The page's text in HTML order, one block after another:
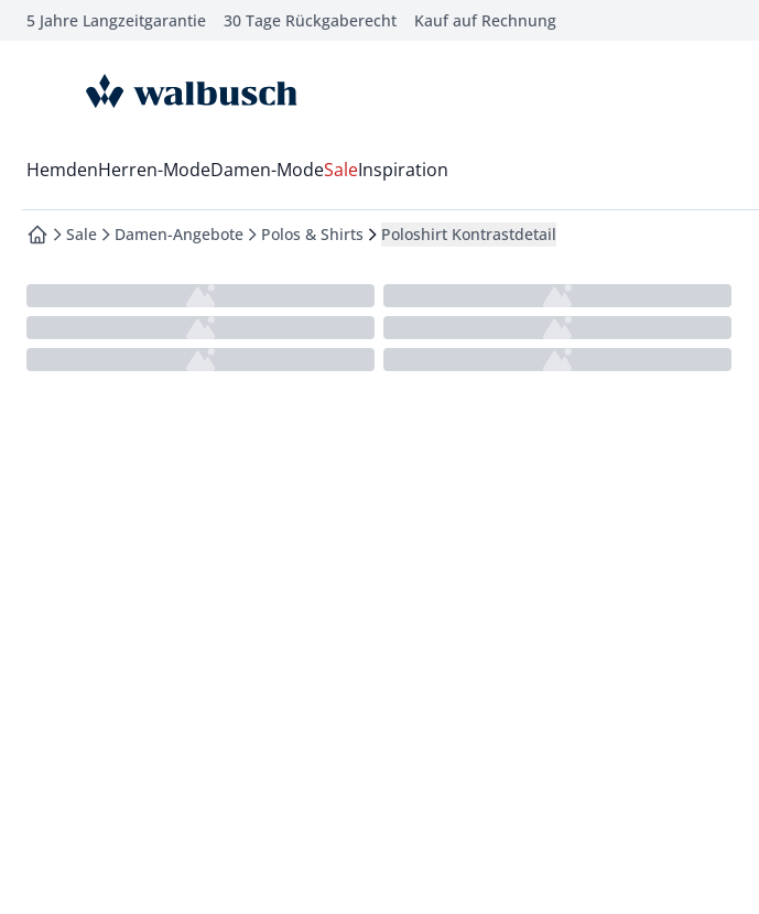
springen
springen
springen
5 Jahre Langzeitgarantie 30 Tage Rückgaberecht Kauf auf Rechnung
zur Startseite
Wechsel in das Menü mit Pfeil-Runter Taste
HemdenHerren-ModeDamen-ModeSaleInspiration
zur Startseite
Sale Damen-Angebote Polos & Shirts Poloshirt Kontrastdetail